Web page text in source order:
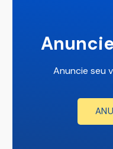
Anuncie seu